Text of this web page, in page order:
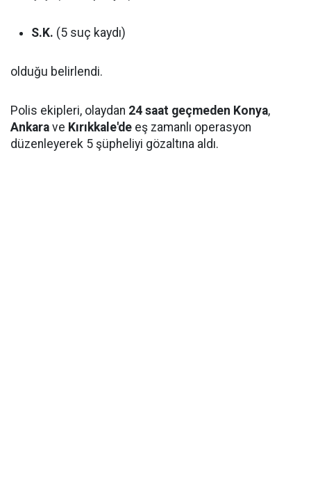
S.K. (5 suç kaydı)
olduğu belirlendi.
Polis ekipleri, olaydan 24 saat geçmeden Konya,
Ankara ve Kırıkkale'de eş zamanlı operasyon
düzenleyerek 5 şüpheliyi gözaltına aldı.